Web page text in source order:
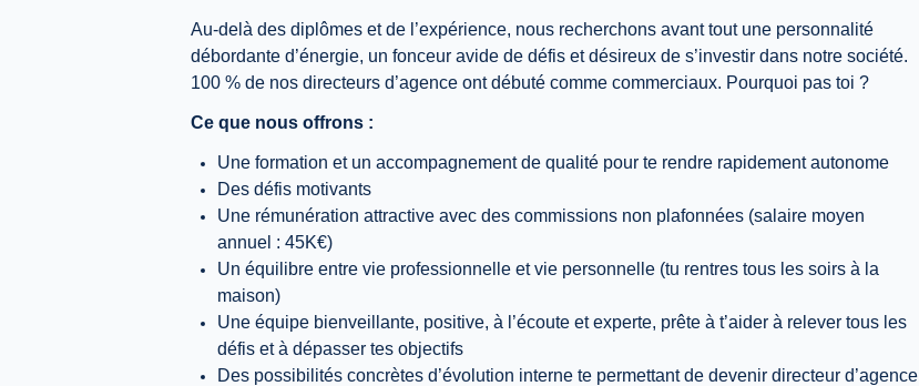
Au-delà des diplômes et de l’expérience, nous recherchons avant tout une personnalité
débordante d’énergie, un fonceur avide de défis et désireux de s’investir dans notre société.
100 % de nos directeurs d’agence ont débuté comme commerciaux. Pourquoi pas toi ?
Ce que nous offrons :
Une formation et un accompagnement de qualité pour te rendre rapidement autonome
Des défis motivants
Une rémunération attractive avec des commissions non plafonnées (salaire moyen
annuel : 45K€)
Un équilibre entre vie professionnelle et vie personnelle (tu rentres tous les soirs à la
maison)
Une équipe bienveillante, positive, à l’écoute et experte, prête à t’aider à relever tous les
défis et à dépasser tes objectifs
Des possibilités concrètes d’évolution interne te permettant de devenir directeur d’agence